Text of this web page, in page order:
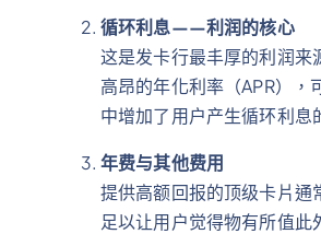
循环利息——利润的核心
这是发卡行最丰厚的利润来
高昂的年化利率（APR）
中增加了用户产生循环利
年费与其他费用
提供高额回报的顶级卡片通
足以让用户觉得物有所值此